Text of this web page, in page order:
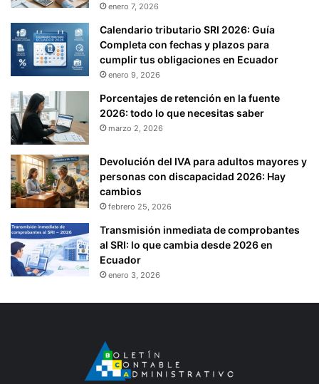
enero 7, 2026
Calendario tributario SRI 2026: Guía
Completa con fechas y plazos para
cumplir tus obligaciones en Ecuador
enero 9, 2026
Porcentajes de retención en la fuente
2026: todo lo que necesitas saber
marzo 2, 2026
Devolución del IVA para adultos mayores y
personas con discapacidad 2026: Hay
cambios
febrero 25, 2026
Transmisión inmediata de comprobantes
al SRI: lo que cambia desde 2026 en
Ecuador
enero 3, 2026